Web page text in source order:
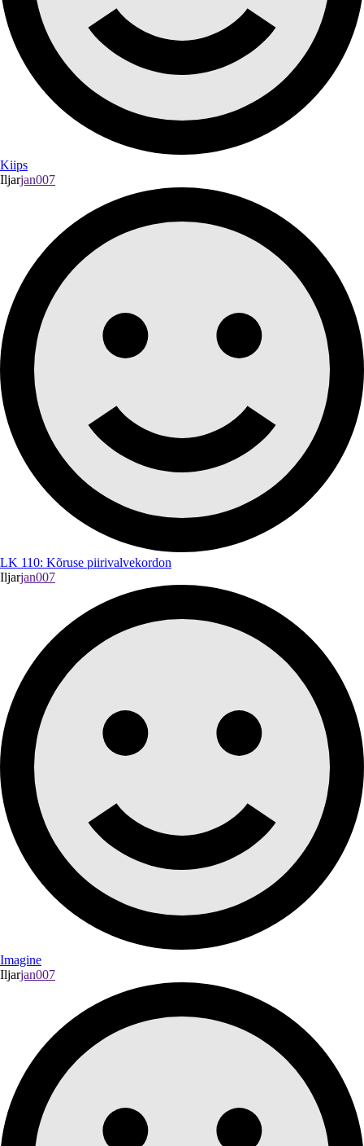
Kiips
Iljarjan007
LK 110: Kõruse piirivalvekordon
Iljarjan007
Imagine
Iljarjan007